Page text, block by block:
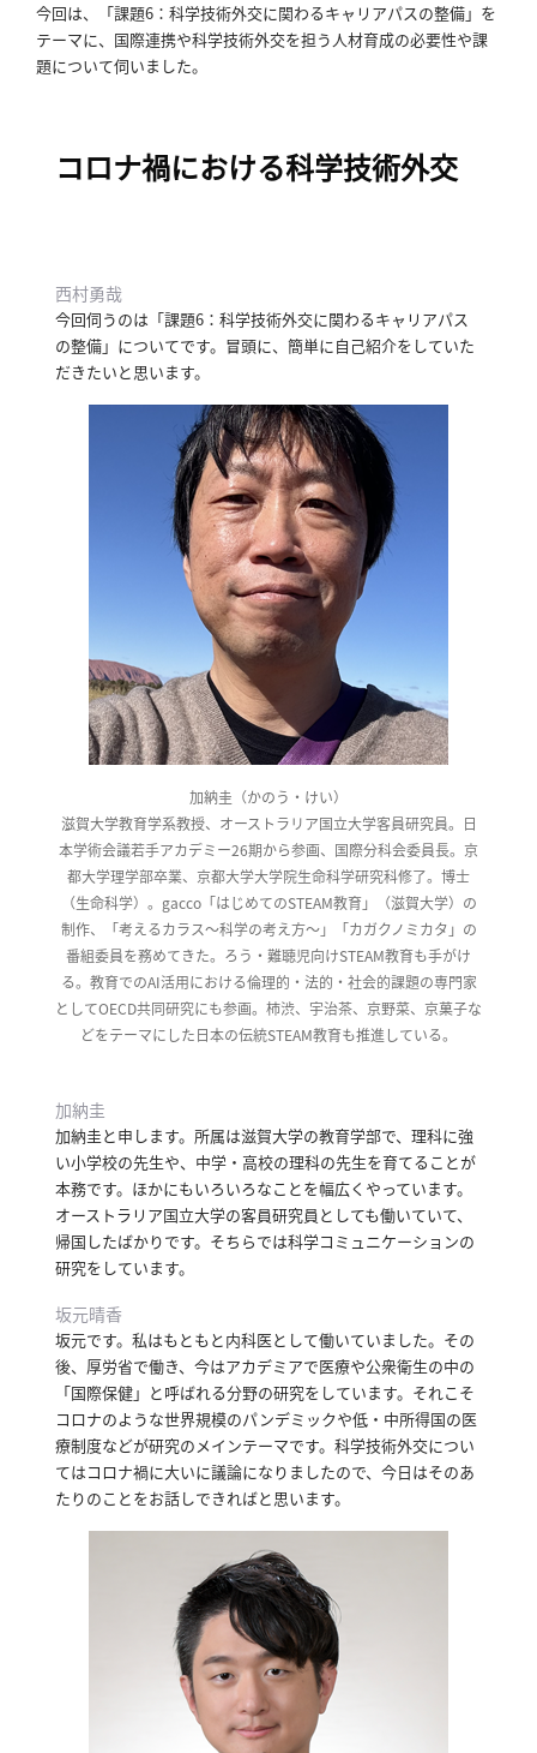
義
開
催/
カ
へ
研
究
者
探
索
へ
esse-
sense
と
は
推
薦
コ
Our
Partners
会
社
概
研究者登録
プ
今回は、「課題6：科学技術外交に関わるキャリアパスの整備」を
テーマに、国際連携や科学技術外交を担う人材育成の必要性や課
題について伺いました。
コロナ禍における科学技術外交
西村勇哉
今回伺うのは「課題6：科学技術外交に関わるキャリアパス
の整備」についてです。 冒頭に、簡単に自己紹介をしていた
だきたいと思います。
加納圭（かのう・けい）
滋賀大学教育学系教授、オーストラリア国立大学客員研究員。日
本学術会議若手アカデミー26期から参画、国際分科会委員長。京
都大学理学部卒業、京都大学大学院生命科学研究科修了。博士
（生命科学）。gacco「はじめてのSTEAM教育」（滋賀大学）の
制作、「考えるカラス〜科学の考え方〜」「カガクノミカタ」の
番組委員を務めてきた。ろう・難聴児向けSTEAM教育も手がけ
る。教育でのAI活用における倫理的・法的・社会的課題の専門家
としてOECD共同研究にも参画。柿渋、宇治茶、京野菜、京菓子な
どをテーマにした日本の伝統STEAM教育も推進している。
加納圭
加納圭と申します。 所属は滋賀大学の教育学部で、理科に強
い小学校の先生や、中学・高校の理科の先生を育てることが
本務です。 ほかにもいろいろなことを幅広くやっています。
オーストラリア国立大学の客員研究員としても働いていて、
帰国したばかりです。 そちらでは科学コミュニケーションの
研究をしています。
坂元晴香
坂元です。 私はもともと内科医として働いていました。 その
後、厚労省で働き、今はアカデミアで医療や公衆衛生の中の
「国際保健」と呼ばれる分野の研究をしています。 それこそ
コロナのような世界規模のパンデミックや低・中所得国の医
療制度などが研究のメインテーマです。 科学技術外交につい
てはコロナ禍に大いに議論になりましたので、今日はそのあ
たりのことをお話しできればと思います。